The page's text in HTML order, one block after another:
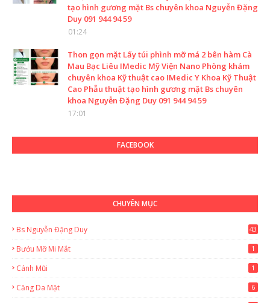
tạo hình gương mặt Bs chuyên khoa Nguyễn Đặng
Duy 091 944 94 59
01:24
Thon gọn mặt Lấy túi phình mỡ má 2 bên hàm Cà
Mau Bạc Liêu IMedic Mỹ Viện Nano Phòng khám
chuyên khoa Kỹ thuật cao IMedic Y Khoa Kỹ Thuật
Cao Phẫu thuật tạo hình gương mặt Bs chuyên
khoa Nguyễn Đặng Duy 091 944 94 59
17:01
FACEBOOK
CHUYÊN MỤC
Bs Nguyễn Đặng Duy
43
Bướu Mỡ Mi Mắt 1
Cánh Mũi 1
Căng Da Mặt 6